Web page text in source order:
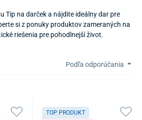
Tip na darček a nájdite ideálny dar pre
si z ponuky produktov zameraných na
riešenia pre pohodlnejší život.
Podľa odporúčania
TOP PRODUKT